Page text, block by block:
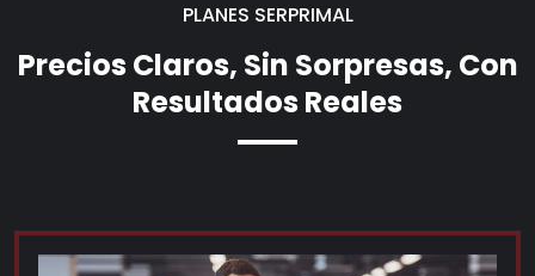
PLANES SERPRIMAL
Precios Claros, Sin Sorpresas, Con
Resultados Reales